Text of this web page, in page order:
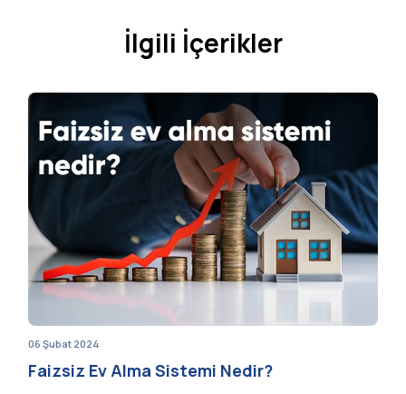
İlgili İçerikler
06 Şubat 2024
Faizsiz Ev Alma Sistemi Nedir?